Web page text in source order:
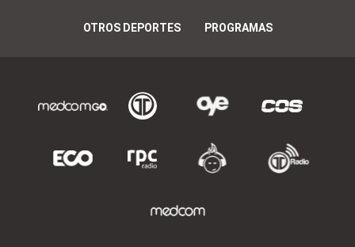
OTROS DEPORTES PROGRAMAS